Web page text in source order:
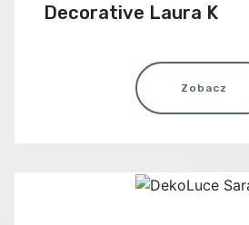
Decorative Laura K
Zobacz